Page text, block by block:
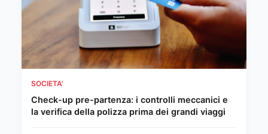
SOCIETA'
Check-up pre-partenza: i controlli meccanici e
la verifica della polizza prima dei grandi viaggi